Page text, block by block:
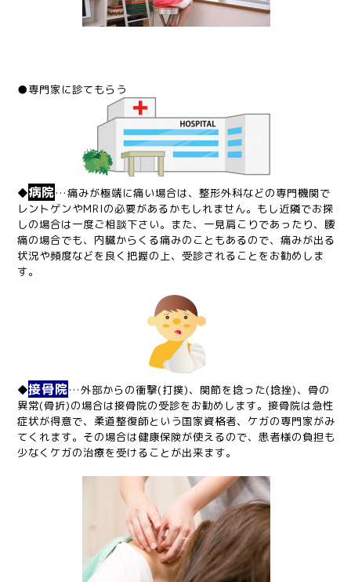
●専門家に診てもらう
◆病院…痛みが極端に痛い場合は、整形外科などの専門機関で
レントゲンやMRIの必要があるかもしれません。もし近隣でお探
しの場合は一度ご相談下さい。また、一見肩こりであったり、腰
痛の場合でも、内臓からくる痛みのこともあるので、痛みが出る
状況や頻度などを良く把握の上、受診されることをお勧めしま
す。
◆接骨院…外部からの衝撃(打撲)、関節を捻った(捻挫)、骨の
異常(骨折)の場合は接骨院の受診をお勧めします。接骨院は急性
症状が得意で、柔道整復師という国家資格者、ケガの専門家がみ
てくれます。その場合は健康保険が使えるので、患者様の負担も
少なくケガの治療を受けることが出来ます。